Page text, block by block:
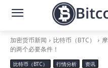
加密货币新闻 比特币（BTC）
的两个必要条件！
比特币（BTC） 行情分析 资讯